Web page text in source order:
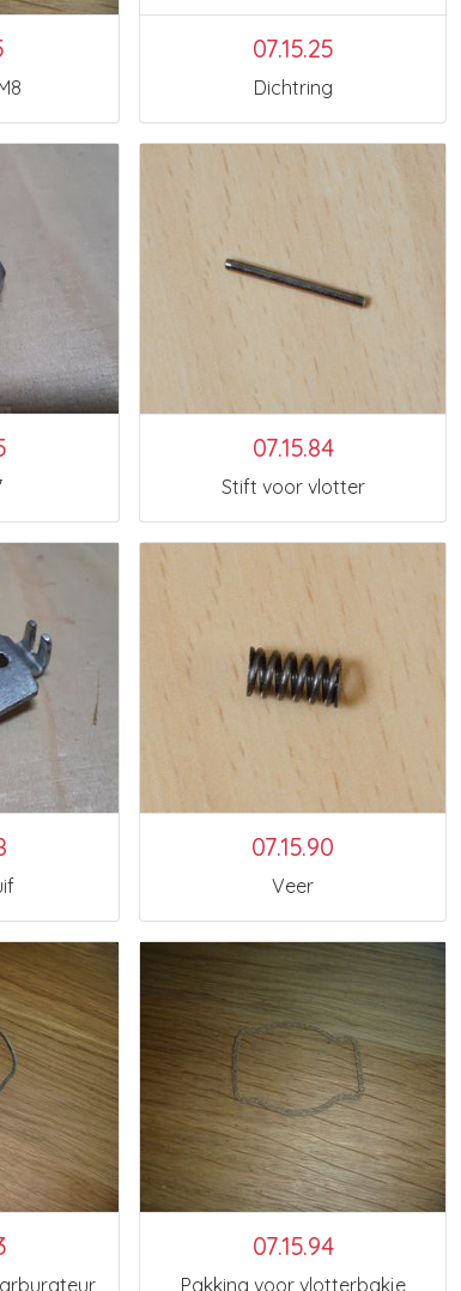
07.15.25
Dichtring
07.15.84
Stift voor vlotter
07.15.90
Veer
07.15.94
Pakking voor vlotterbakje